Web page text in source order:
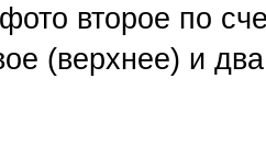
второе по
(верхнее) и